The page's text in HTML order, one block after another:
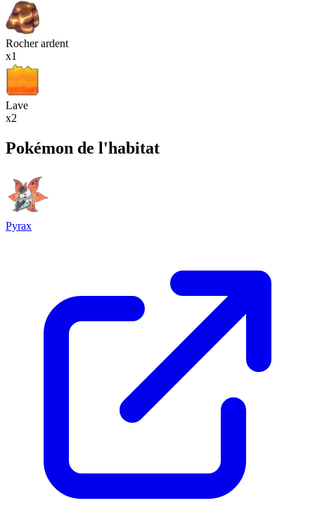
Rocher ardent
x1
Lave
x2
Pokémon de l'habitat
Pyrax